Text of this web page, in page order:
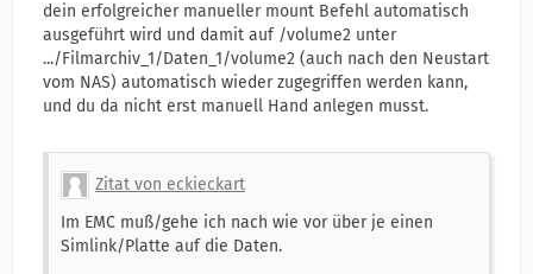
dein erfolgreicher manueller mount Befehl automatisch
ausgeführt wird und damit auf /volume2 unter
.../Filmarchiv_1/Daten_1/volume2 (auch nach den Neustart
vom NAS) automatisch wieder zugegriffen werden kann,
und du da nicht erst manuell Hand anlegen musst.
Zitat von eckieckart
Im EMC muß/gehe ich nach wie vor über je einen
Simlink/Platte auf die Daten.